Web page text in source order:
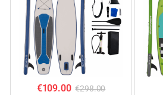
€109.00 €298.00